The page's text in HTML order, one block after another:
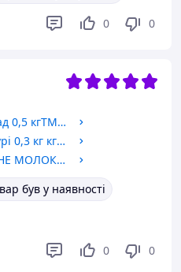
0 0
Вафельна трубочка Шоколад 0,5 кгТМ Долина
Пряник Ніжній у білій глазурі 0,3 кг кг ТМ Долина
Вафельна трубочка ЗГУЩЕНЕ МОЛОКО 0,5 кгТМ Долина
був у наявності
0 0